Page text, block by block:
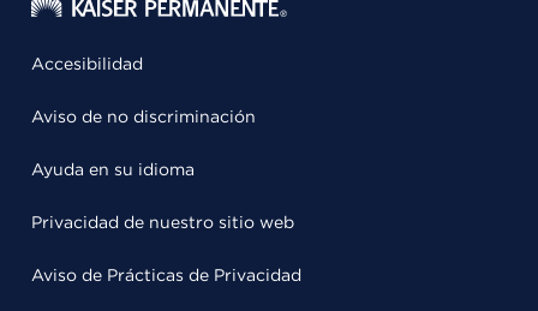
Accesibilidad
Aviso de no discriminación
Ayuda en su idioma
Privacidad de nuestro sitio web
Aviso de Prácticas de Privacidad